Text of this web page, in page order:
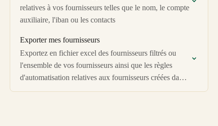
relatives à vos fournisseurs telles que le nom, le compte
auxiliaire, l'iban ou les contacts
Exporter mes fournisseurs
Exportez en fichier excel des fournisseurs filtrés ou
l'ensemble de vos fournisseurs ainsi que les règles
d'automatisation relatives aux fournisseurs créées dans
Libeo